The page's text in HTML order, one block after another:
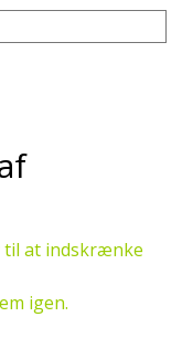
til at indskrænke
igen.